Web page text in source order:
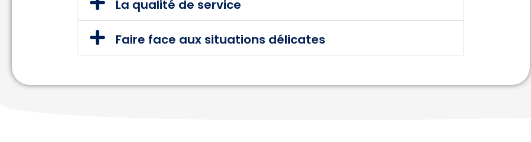
La qualité de service
Faire face aux situations délicates